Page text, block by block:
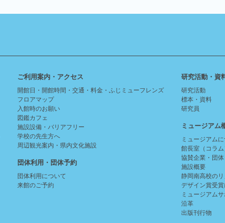
ご利用案内・アクセス
開館日・開館時間・交通・料金・ふじミューフレンズ
フロアマップ
入館時のお願い
図鑑カフェ
施設設備・バリアフリー
学校の先生方へ
周辺観光案内・県内文化施設
団体利用・団体予約
団体利用について
来館のご予約
研究活動・資
研究活動
標本・資料
研究員
ミュージアム
ミュージアム
館長室（コラム
協賛企業・団体
施設概要
静岡南高校の
デザイン賞受
ミュージアム
沿革
出版刊行物